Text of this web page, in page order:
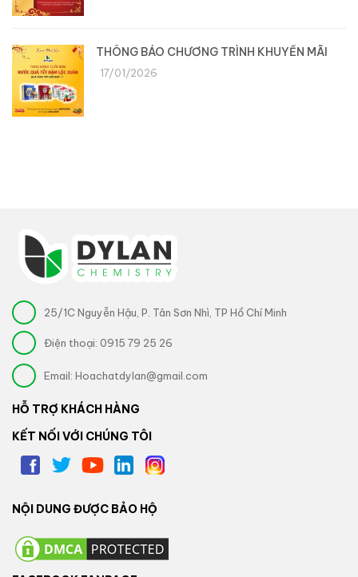
THÔNG BÁO CHƯƠNG TRÌNH KHUYẾN MÃI
17/01/2026
25/1C Nguyễn Hậu, P. Tân Sơn Nhì, TP Hồ Chí Minh
Điện thoại: 0915 79 25 26
Email: Hoachatdylan@gmail.com
HỖ TRỢ KHÁCH HÀNG
KẾT NỐI VỚI CHÚNG TÔI
NỘI DUNG ĐƯỢC BẢO HỘ